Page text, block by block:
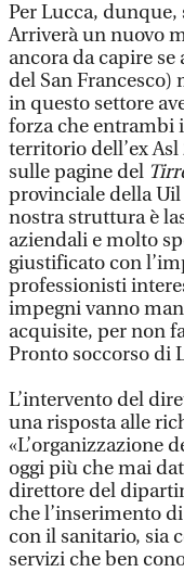
Per Lucca,
Arriverà un nuovo
ancora da capire se
del San Francesco)
in questo settore
forza che entrambi
territorio dell’ex Asl
sulle pagine del
provinciale della
nostra struttura è
aziendali e molto
giustificato con
professionisti
impegni vanno
acquisite, per non
Pronto soccorso di
L’intervento del
una risposta alle
«L’organizzazione
oggi più che mai
direttore del
che l’inserimento
con il sanitario, sia
servizi che ben